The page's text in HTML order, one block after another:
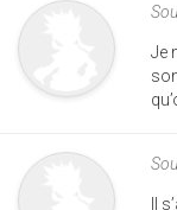
Je
Il